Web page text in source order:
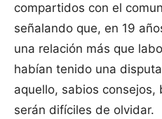
compartidos con el
señalando que, en 19
una relación más que
habían tenido una
aquello, sabios
serán difíciles de olvidar.